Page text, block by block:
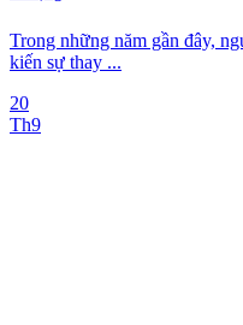
Trong những năm gần đây,
kiến sự thay ...
20
Th9